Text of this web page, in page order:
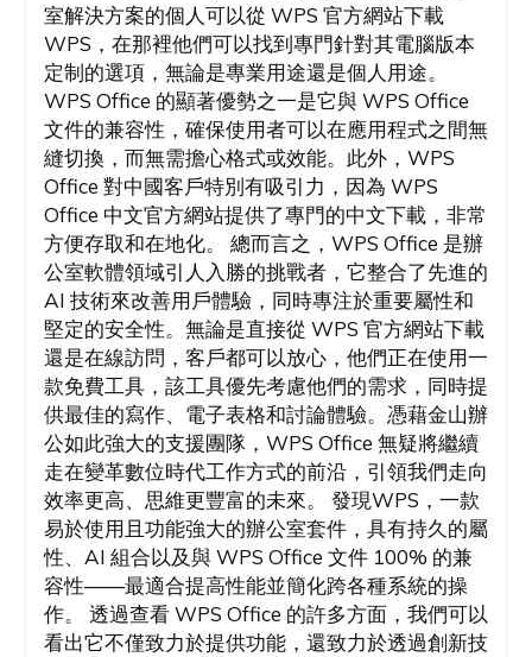
室解決方案的個人可以從 WPS 官方網站下載
WPS，在那裡他們可以找到專門針對其電腦版本
定制的選項，無論是專業用途還是個人用途。
WPS Office 的顯著優勢之一是它與 WPS Office
文件的兼容性，確保使用者可以在應用程式之間無
縫切換，而無需擔心格式或效能。此外，WPS
Office 對中國客戶特別有吸引力，因為 WPS
Office 中文官方網站提供了專門的中文下載，非常
方便存取和在地化。 總而言之，WPS Office 是辦
公室軟體領域引人入勝的挑戰者，它整合了先進的
AI 技術來改善用戶體驗，同時專注於重要屬性和
堅定的安全性。無論是直接從 WPS 官方網站下載
還是在線訪問，客戶都可以放心，他們正在使用一
款免費工具，該工具優先考慮他們的需求，同時提
供最佳的寫作、電子表格和討論體驗。憑藉金山辦
公如此強大的支援團隊，WPS Office 無疑將繼續
走在變革數位時代工作方式的前沿，引領我們走向
效率更高、思維更豐富的未來。 發現WPS，一款
易於使用且功能強大的辦公室套件，具有持久的屬
性、AI 組合以及與 WPS Office 文件 100% 的兼
容性——最適合提高性能並簡化跨各種系統的操
作。 透過查看 WPS Office 的許多方面，我們可以
看出它不僅致力於提供功能，還致力於透過創新技